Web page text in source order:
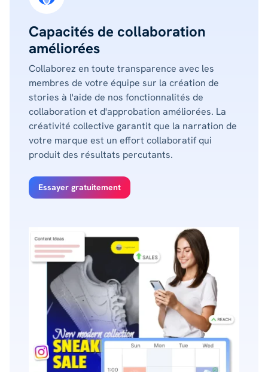
Capacités de collaboration
améliorées
Collaborez en toute transparence avec les
membres de votre équipe sur la création de
stories à l'aide de nos fonctionnalités de
collaboration et d'approbation améliorées. La
créativité collective garantit que la narration de
votre marque est un effort collaboratif qui
produit des résultats percutants.
Essayer gratuitement